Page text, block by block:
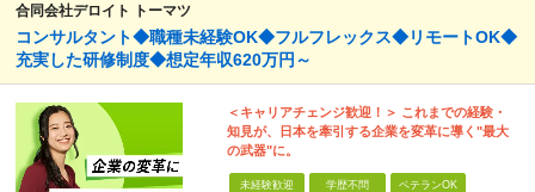
合同会社デロイト トーマツ
コンサルタント◆職種未経験OK◆フルフレックス◆リモートOK◆
充実した研修制度◆想定年収620万円～
＜キャリアチェンジ歓迎！＞ これまでの経験・
知見が、日本を牽引する企業を変革に導く"最大
の武器"に。
未経験歓迎 学歴不問 ベテランOK